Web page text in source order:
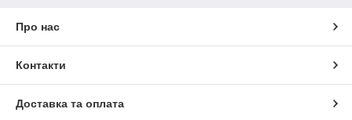
Про нас
Контакти
Доставка та оплата